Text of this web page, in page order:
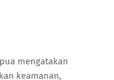
mengatakan
keamanan,